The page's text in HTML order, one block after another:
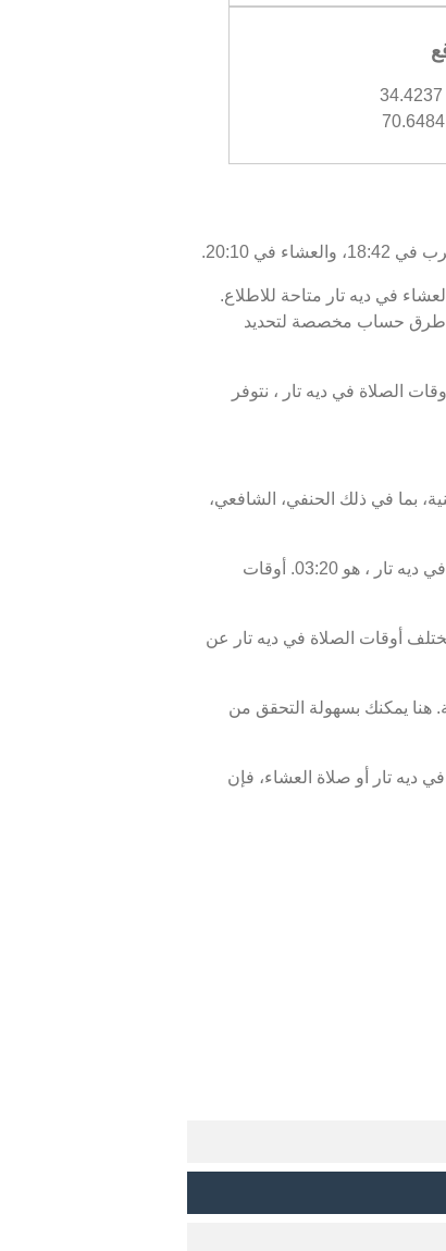
في ديه تار متاحة للاطلاع.
24 صفر 1448 ، وبرنامج الأيام السبعة القادمة، من 09 أغسطس 2026 إلى 16 أغسطس 2026 ، مع طرق حساب مخصصة لتحديد
انتهاء السحور أو الفجر في ديه تار هو 03:30. بالإضافة إلى أوقات الصلاة في ديه تار ، نتوفر
بما في ذلك الحنفي، الشافعي،
موعد غروب الشمس في ديه تار ، المعروف أيضًا بوقت الإفطار، هو 18:42، ووقت الفجر، الذي يمثل نهاية وقت الإمساك في ديه تار ، هو 03:20. أوقات
أوقات الصلاة في ديه تار عن
هنا يمكنك بسهولة التحقق من
ديه تار أو صلاة العشاء، فإن